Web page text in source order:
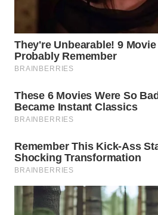
CIREBON
WN
WN
KUNINGAN
WN
MAJALENGKA
WN
SUBANG